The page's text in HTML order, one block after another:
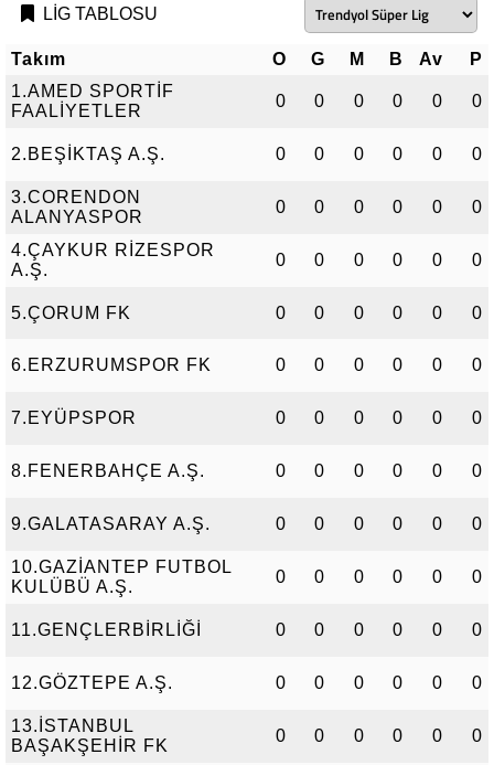
LİG TABLOSU
Takım O G M B Av
P
1.AMED SPORTİF
FAALİYETLER
0 0 0 0 0 0
2.BEŞİKTAŞ A.Ş. 0 0 0 0 0 0
3.CORENDON
ALANYASPOR
0 0 0 0 0 0
4.ÇAYKUR RİZESPOR
A.Ş.
0 0 0 0 0 0
5.ÇORUM FK 0 0 0 0 0 0
6.ERZURUMSPOR FK 0 0 0 0 0 0
7.EYÜPSPOR 0 0 0 0 0 0
8.FENERBAHÇE A.Ş. 0 0 0 0 0 0
9.GALATASARAY A.Ş. 0 0 0 0 0 0
10.GAZİANTEP FUTBOL
KULÜBÜ A.Ş.
0 0 0 0 0 0
11.GENÇLERBİRLİĞİ 0 0 0 0 0 0
12.GÖZTEPE A.Ş. 0 0 0 0 0 0
13.İSTANBUL
BAŞAKŞEHİR FK
0 0 0 0 0 0